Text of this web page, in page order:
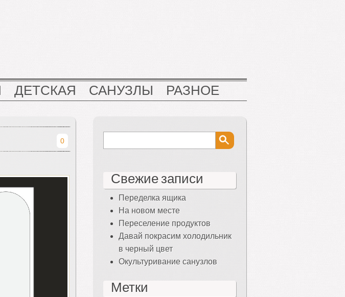
ДЕТСКАЯ САНУЗЛЫ РАЗНОЕ
0
Свежие записи
Переделка ящика
На новом месте
Переселение продуктов
Давай покрасим холодильник
в черный цвет
Окультуривание санузлов
Метки